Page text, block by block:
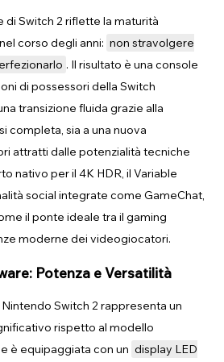
Switch 2 riflette la maturità
corso degli anni: non stravolgere
. Il risultato è una console
di possessori della Switch
transizione fluida grazie alla
completa, sia a una nuova
attratti dalle potenzialità tecniche
nativo per il 4K HDR, il Variable
social integrate come GameChat,
il ponte ideale tra il gaming
moderne dei videogiocatori.
Potenza e Versatilità
Switch 2 rappresenta un
rispetto al modello
è equipaggiata con un display LED